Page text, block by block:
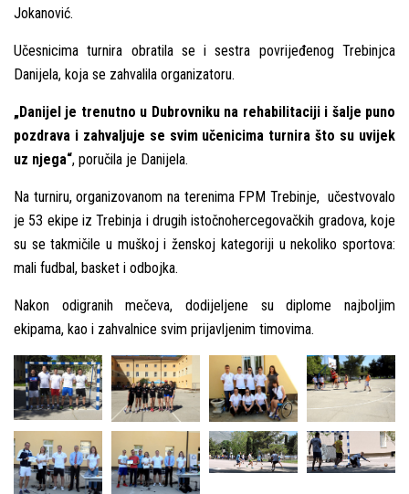
Jokanović.
Učesnicima turnira obratila se i sestra povrijeđenog Trebinjca
Danijela, koja se zahvalila organizatoru.
„Danijel je trenutno u Dubrovniku na rehabilitaciji i šalјe puno
pozdrava i zahvalјuje se svim učenicima turnira što su uvijek
uz njega“, poručila je Danijela.
Na turniru, organizovanom na terenima FPM Trebinje, učestvovalo
je 53 ekipe iz Trebinja i drugih istočnohercegovačkih gradova, koje
su se takmičile u muškoj i ženskoj kategoriji u nekoliko sportova:
mali fudbal, basket i odbojka.
Nakon odigranih mečeva, dodijelјene su diplome najbolјim
ekipama, kao i zahvalnice svim prijavlјenim timovima.